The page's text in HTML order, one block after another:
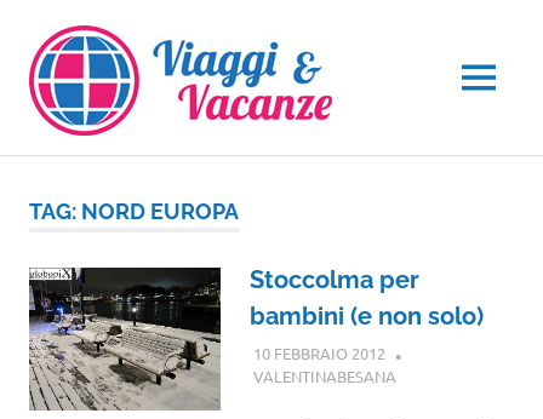
contenuto
MENU
TAG: NORD EUROPA
Stoccolma per
bambini (e non solo)
10 FEBBRAIO 2012
VALENTINABESANAEUROPA